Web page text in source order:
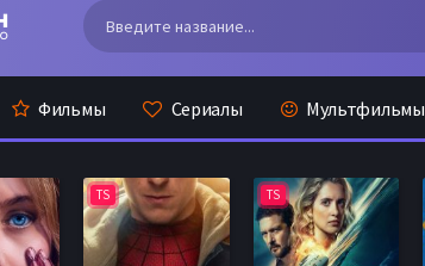
Фильмы Сериалы Мультфильмы
TS TS